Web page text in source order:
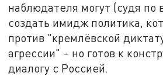
наблюдателя могут (судя
создать имидж политика,
против "кремлёвской
агрессии" – но готов к
диалогу с Россией.